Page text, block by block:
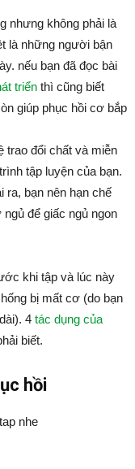
nhưng không phải là
là những người bận
nếu bạn đã đọc bài
triển thì cũng biết
giúp phục hồi cơ bắp
trao đổi chất và miễn
tập luyện của bạn.
ra, bạn nên hạn chế
để giấc ngủ ngon
khi tập và lúc này
bị mất cơ (do bạn
4 tác dụng của
biết.
hồi